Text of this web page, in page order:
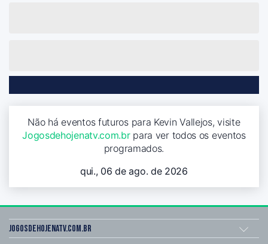
Não há eventos futuros para Kevin Vallejos, visite
Jogosdehojenatv.com.brpara ver todos os eventos
programados.
qui., 06 de ago. de 2026
Jogosdehojenatv.com.br